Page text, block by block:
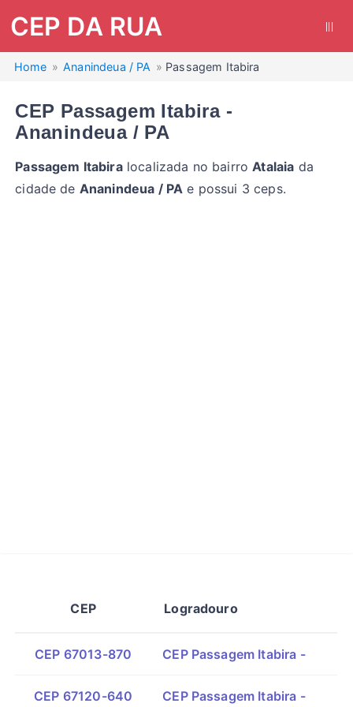
CEP DA RUA
Home Ananindeua / PA Passagem Itabira
CEP Passagem Itabira -
Ananindeua / PA
Passagem Itabiralocalizada no bairroAtalaia da
cidade de Ananindeua / PA e possui 3 ceps.
CEP Logradouro
CEP 67013-870 CEP Passagem Itabira -
CEP 67120-640 CEP Passagem Itabira -